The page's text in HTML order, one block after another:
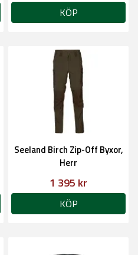
KÖP
Seeland Birch Zip-Off Byxor,
Herr
1 395 kr
KÖP